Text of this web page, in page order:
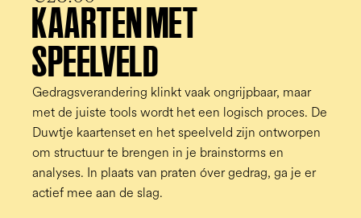
KAARTEN MET
SPEELVELD
Gedragsverandering klinkt vaak ongrijpbaar, maar
met de juiste tools wordt het een logisch proces. De
Duwtje kaartenset en het speelveld zijn ontworpen
om structuur te brengen in je brainstorms en
analyses. In plaats van praten óver gedrag, ga je er
actief mee aan de slag.